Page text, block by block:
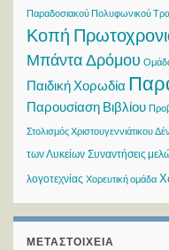
Παραδοσιακού Πολυφωνικού
Κοπή
Μπάντα Δρόμου
Παιδική Χορωδία
Παρουσίαση Βιβλίου
Στολισμός Χριστουγεννιάτικου
των Λυκείων Συναντήσεις
λογοτεχνίας Χορευτική ομάδα
ΜΕΤΑΣΤΟΙΧΕΊΑ